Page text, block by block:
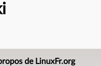
de LinuxFr.org